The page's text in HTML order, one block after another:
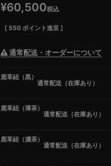
¥60,500税込
[ 550 ポイント進呈 ]
通常配送・オーダーについて
鹿革紐（黒）
通常配送（在庫あり）
鹿革紐（薄茶）
通常配送（在庫あり）
鹿革紐（濃茶）
通常配送（在庫あり）